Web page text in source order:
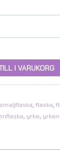
I VARUKORG
emaljflaska ,flaska ,
yrke yrken